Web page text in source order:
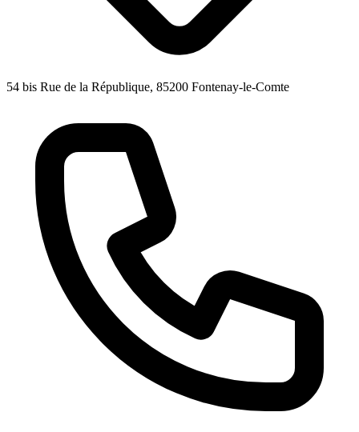
54 bis Rue de la République, 85200 Fontenay-le-Comte